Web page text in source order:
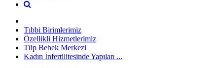
Tıbbi Birimlerimiz
Özellikli Hizmetlerimiz
Tüp Bebek Merkezi
Kadın İnfertilitesinde Yapılan ...